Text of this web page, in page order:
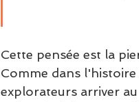
Cette pensée est la
Comme dans
explorateurs arriver